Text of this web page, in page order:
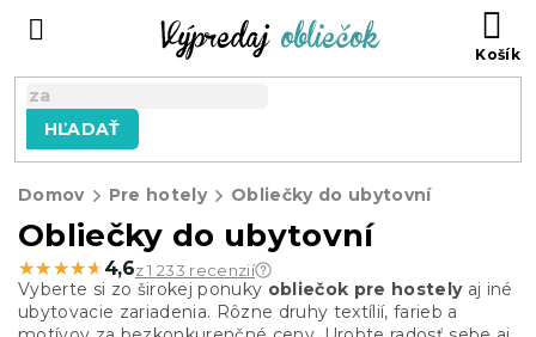
HĽADAŤ
Domov Pre hotely Obliečky do ubytovní
Obliečky do ubytovní
★★★★★
★★★★★ 4,6z 1 233 recenzií
Vyberte si zo širokej ponuky obliečok pre hostelyaj iné
ubytovacie zariadenia. Rôzne druhy textílií, farieb a